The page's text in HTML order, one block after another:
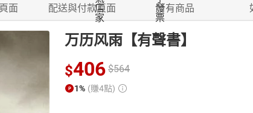
面 配送與付款頁面 所有商品
万历风雨【有聲書】
$406 $564
1% (賺4點)